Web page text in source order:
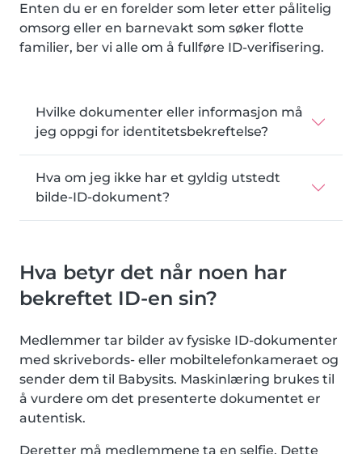
Enten du er en forelder som leter etter pålitelig
omsorg eller en barnevakt som søker flotte
familier, ber vi alle om å fullføre ID-verifisering.
Hvilke dokumenter eller informasjon må
jeg oppgi for identitetsbekreftelse?
Hva om jeg ikke har et gyldig utstedt
bilde-ID-dokument?
Hva betyr det når noen har
bekreftet ID-en sin?
Medlemmer tar bilder av fysiske ID-dokumenter
med skrivebords- eller mobiltelefonkameraet og
sender dem til Babysits. Maskinlæring brukes til
å vurdere om det presenterte dokumentet er
autentisk.
Deretter må medlemmene ta en selfie. Dette